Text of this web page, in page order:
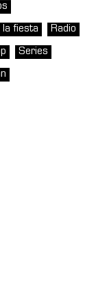
la fiesta Radio
Series